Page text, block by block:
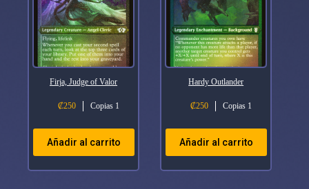
Firja, Judge of Valor
₡250 Copias 1
Añadir al carrito
Hardy Outlander
₡250 Copias 1
Añadir al carrito